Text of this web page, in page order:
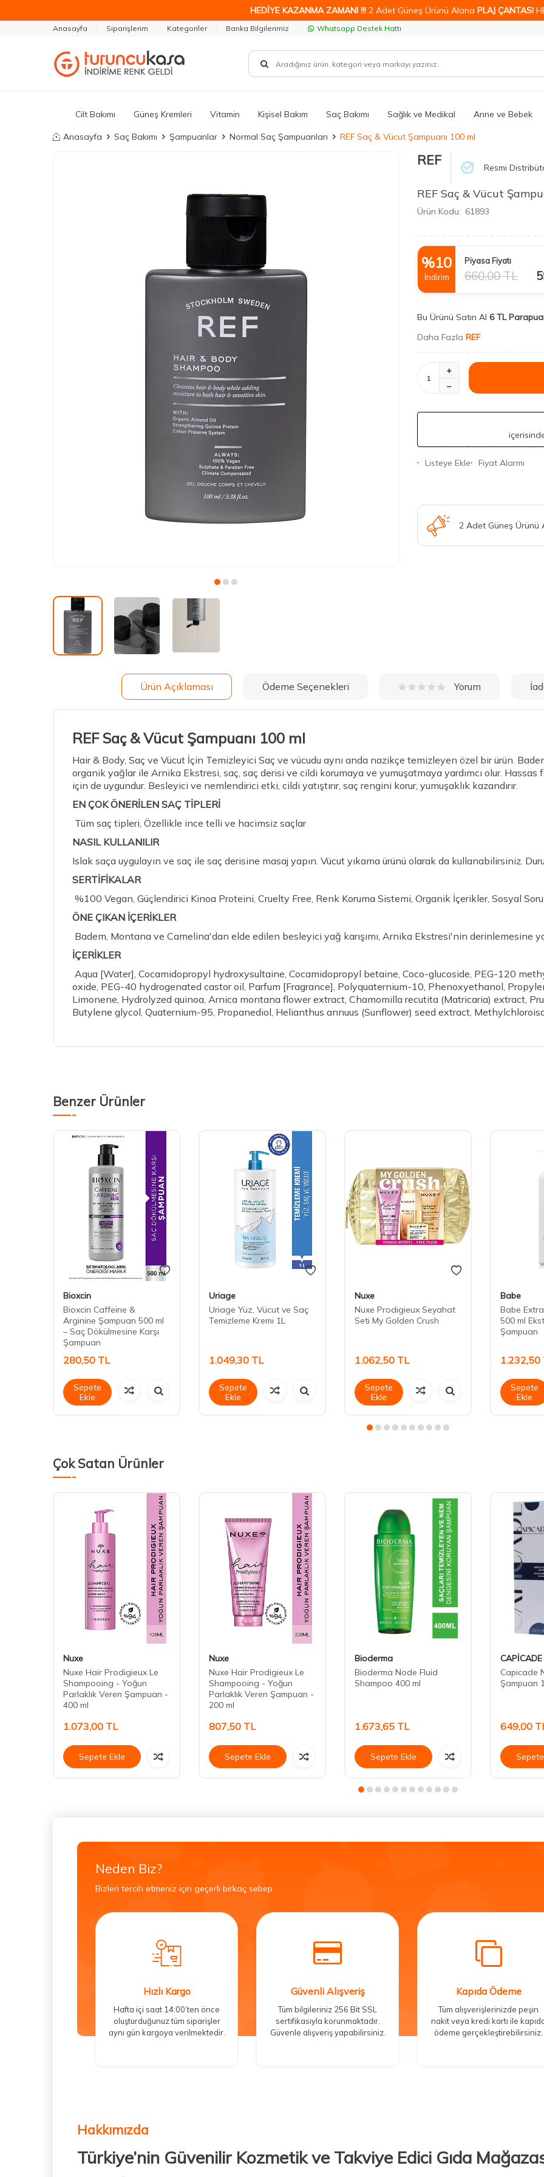
HEDİYE KAZANMA ZAMANI !!! 2 Adet Güneş Ürünü Alana PLAJ ÇANTASI
Anasayfa Siparişlerim Kategoriler Banka Bilgilerimiz Whatsapp Destek Hattı
Cilt Bakımı Güneş Kremleri Vitamin Kişisel Bakım Saç Bakımı Sağlık ve Medikal Anne ve Bebek
Anasayfa Saç Bakımı Şampuanlar Normal Saç Şampuanları REF Saç & Vücut Şampuanı 100 ml
REF Resmi
REF Saç & Vücut
Ürün Kodu: 61893
%10
İndirim
Piyasa Fiyatı
660,00TL
Bu Ürünü Satın Al 6 TL
Daha Fazla REF
Listeye Ekle Fiyat Alarmı
2 Adet Güneş Ürünü
Ürün Açıklaması Ödeme Seçenekleri Yorum
REF Saç & Vücut Şampuanı 100 ml
Hair & Body, Saç ve Vücut İçin Temizleyici Saç ve vücudu aynı anda nazikçe temizleyen özel bir ürün.
organik yağlar ile Arnika Ekstresi, saç, saç derisi ve cildi korumaya ve yumuşatmaya yardımcı olur.
için de uygundur. Besleyici ve nemlendirici etki, cildi yatıştırır, saç rengini korur, yumuşaklık kazandırır.
EN ÇOK ÖNERİLEN SAÇ TİPLERİ
Tüm saç tipleri, Özellikle ince telli ve hacimsiz saçlar
NASIL KULLANILIR
Islak saça uygulayın ve saç ile saç derisine masaj yapın. Vücut yıkama ürünü olarak da kullanabilirsiniz.
SERTİFİKALAR
%100 Vegan, Güçlendirici Kinoa Proteini, Cruelty Free, Renk Koruma Sistemi, Organik İçerikler, Sosyal
ÖNE ÇIKAN İÇERİKLER
Badem, Montana ve Camelina'dan elde edilen besleyici yağ karışımı, Arnika Ekstresi'nin derinlemesine
İÇERİKLER
Aqua [Water], Cocamidopropyl hydroxysultaine, Cocamidopropyl betaine, Coco-glucoside, PEG-120
oxide, PEG-40 hydrogenated castor oil, Parfum [Fragrance], Polyquaternium-10, Phenoxyethanol,
Limonene, Hydrolyzed quinoa, Arnica montana flower extract, Chamomilla recutita (Matricaria) extract,
Butylene glycol, Quaternium-95, Propanediol, Helianthus annuus (Sunflower) seed extract,
Benzer Ürünler
Bioxcin
Bioxcin Caffeine &
Arginine Şampuan 500 ml
– Saç Dökülmesine Karşı
Şampuan
280,50 TL
Sepete
Ekle
Uriage
Uriage Yüz, Vücut ve Saç
Temizleme Kremi 1L
1.049,30 TL
Sepete
Ekle
Nuxe
Nuxe Prodigieux Seyahat
Seti My Golden Crush
1.062,50 TL
Sepete
Ekle
Babe
Babe
500 ml
Şampuan
1.232,50
Sepete
Ekle
Çok Satan Ürünler
Nuxe
Nuxe Hair Prodigieux Le
Shampooing - Yoğun
Parlaklık Veren Şampuan -
400 ml
1.073,00 TL
Sepete Ekle
Nuxe
Nuxe Hair Prodigieux Le
Shampooing - Yoğun
Parlaklık Veren Şampuan -
200 ml
807,50 TL
Sepete Ekle
Bioderma
Bioderma Node Fluid
Shampoo 400 ml
1.673,65 TL
Sepete Ekle
CAPİCADE
Capicade
Şampuan
649,00
Neden Biz?
Bizleri tercih etmeniz için geçerli birkaç sebep.
Hızlı Kargo
Hafta içi saat 14:00’ten önce
oluşturduğunuz tüm siparişler
aynı gün kargoya verilmektedir.
Güvenli Alışveriş
Tüm bilgileriniz 256 Bit SSL
sertifikasıyla korunmaktadır.
Güvenle alışveriş yapabilirsiniz.
Kapıda Ödeme
Tüm alışverişlerinizde peşin
nakit veya kredi kartı ile
ödeme gerçekleştirebilirsiniz.
Hakkımızda
Türkiye’nin Güvenilir Kozmetik ve Takviye Edici Gıda